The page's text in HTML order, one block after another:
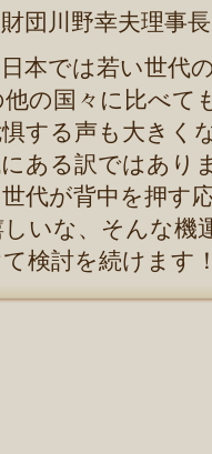
団川野幸夫理事
本では若い世代
の国々に比べて
する声も大きく
ある訳ではあり
代が背中を押す
しいな、そんな機
検討を続けます！